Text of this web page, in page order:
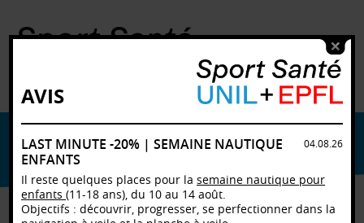
PLANNING PAR LIEU
SOS1
SOS2
Centre Sport et Santé
AVIS
04.08.26
LAST MINUTE -20% | SEMAINE NAUTIQUE
ENFANTS
Il reste quelques places pour la semaine nautique pour
enfants (11-18 ans), du 10 au 14 août.
Objectifs : découvrir, progresser, se perfectionner dans la